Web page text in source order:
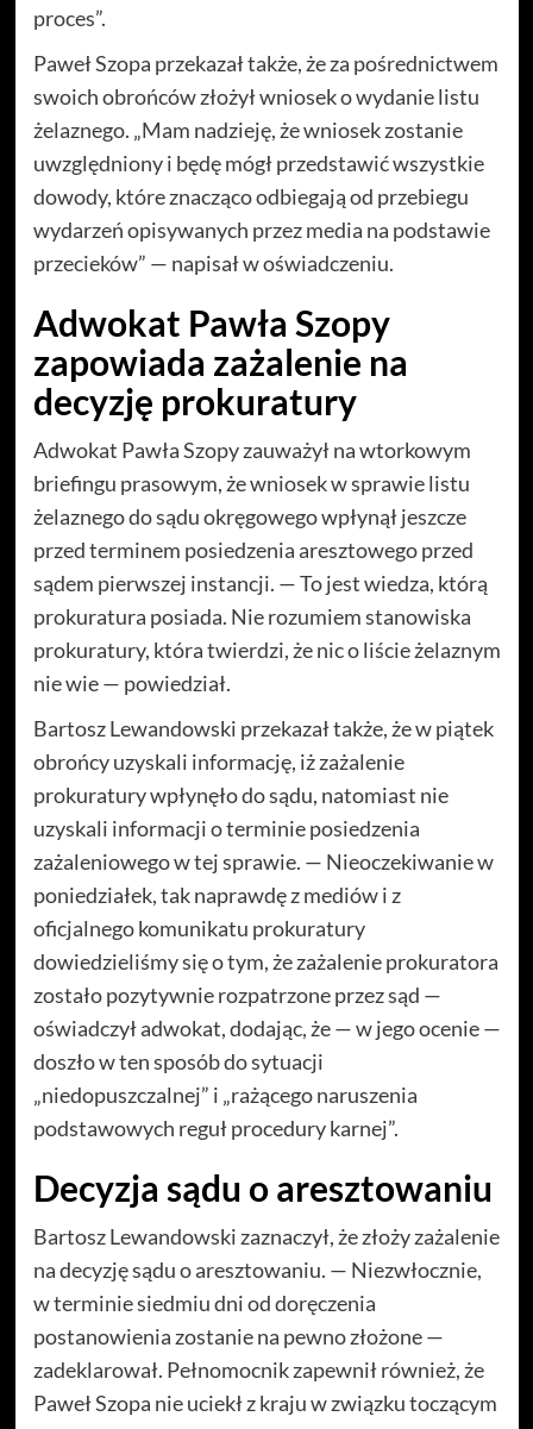
proces”.
Paweł Szopa przekazał także, że za pośrednictwem
swoich obrońców złożył wniosek o wydanie listu
żelaznego. „Mam nadzieję, że wniosek zostanie
uwzględniony i będę mógł przedstawić wszystkie
dowody, które znacząco odbiegają od przebiegu
wydarzeń opisywanych przez media na podstawie
przecieków” — napisał w oświadczeniu.
Adwokat Pawła Szopy
zapowiada zażalenie na
decyzję prokuratury
Adwokat Pawła Szopy zauważył na wtorkowym
briefingu prasowym, że wniosek w sprawie listu
żelaznego do sądu okręgowego wpłynął jeszcze
przed terminem posiedzenia aresztowego przed
sądem pierwszej instancji. — To jest wiedza, którą
prokuratura posiada. Nie rozumiem stanowiska
prokuratury, która twierdzi, że nic o liście żelaznym
nie wie — powiedział.
Bartosz Lewandowski przekazał także, że w piątek
obrońcy uzyskali informację, iż zażalenie
prokuratury wpłynęło do sądu, natomiast nie
uzyskali informacji o terminie posiedzenia
zażaleniowego w tej sprawie. — Nieoczekiwanie w
poniedziałek, tak naprawdę z mediów i z
oficjalnego komunikatu prokuratury
dowiedzieliśmy się o tym, że zażalenie prokuratora
zostało pozytywnie rozpatrzone przez sąd —
oświadczył adwokat, dodając, że — w jego ocenie —
doszło w ten sposób do sytuacji
„niedopuszczalnej” i „rażącego naruszenia
podstawowych reguł procedury karnej”.
Decyzja sądu o aresztowaniu
Bartosz Lewandowski zaznaczył, że złoży zażalenie
na decyzję sądu o aresztowaniu. — Niezwłocznie,
w terminie siedmiu dni od doręczenia
postanowienia zostanie na pewno złożone —
zadeklarował. Pełnomocnik zapewnił również, że
Paweł Szopa nie uciekł z kraju w związku toczącym